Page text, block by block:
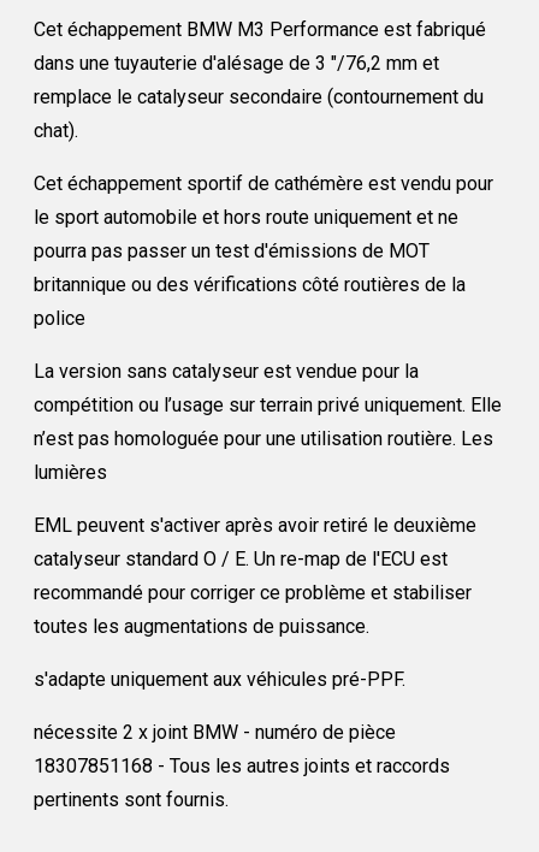
Cet échappement BMW M3 Performance est fabriqué
dans une tuyauterie d'alésage de 3 "/76,2 mm et
remplace le catalyseur secondaire (contournement du
chat).
Cet échappement sportif de cathémère est vendu pour
le sport automobile et hors route uniquement et ne
pourra pas passer un test d'émissions de MOT
britannique ou des vérifications côté routières de la
police
La version sans catalyseur est vendue pour la
compétition ou l’usage sur terrain privé uniquement. Elle
n’est pas homologuée pour une utilisation routière. Les
lumières
EML peuvent s'activer après avoir retiré le deuxième
catalyseur standard O / E. Un re-map de l'ECU est
recommandé pour corriger ce problème et stabiliser
toutes les augmentations de puissance.
s'adapte uniquement aux véhicules pré-PPF.
nécessite 2 x joint BMW - numéro de pièce
18307851168 - Tous les autres joints et raccords
pertinents sont fournis.